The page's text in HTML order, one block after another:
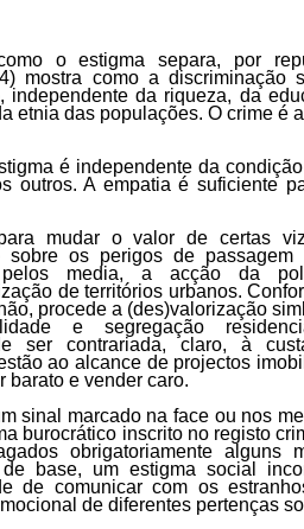
o estigma separa, por
mostra como a discriminação
independente da riqueza, da
etnia das populações. O crime é
é independente da
outros. A empatia é suficiente
mudar o valor de certas
sobre os perigos de
pelos media, a acção da
de territórios urbanos.
procede a (des)valorização
e segregação
ser contrariada, claro, à
ao alcance de projectos
barato e vender caro.
sinal marcado na face ou nos
burocrático inscrito no registo
obrigatoriamente
base, um estigma social
de comunicar com os
de diferentes pertenças